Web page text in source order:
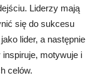
Liderzy mają
się do sukcesu
lider, a następnie
inspiruje, motywuje i
celów.